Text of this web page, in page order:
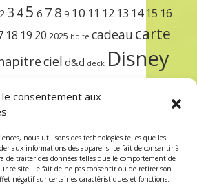
consentement aux
nous utilisons des technologies telles que les
aux informations des appareils. Le fait de consentir à
de traiter des données telles que le comportement de
ce site. Le fait de ne pas consentir ou de retirer son
négatif sur certaines caractéristiques et fonctions.
2 3 45 6 7 8 9 10 11 12 13 14 15 16
18 19 20 2025 boite cadeau carte
ciel d&d deck Disney
précommandesetsleeve
trois unlockursula étincelant